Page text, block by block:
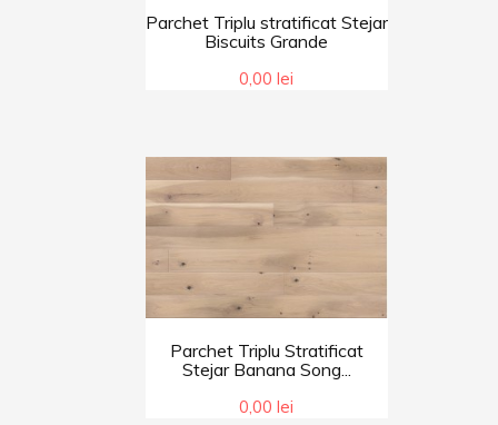
Parchet Triplu stratificat Stejar
Biscuits Grande
0,00 lei
Parchet Triplu Stratificat
Stejar Banana Song...
0,00 lei